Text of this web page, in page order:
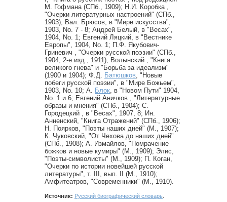
М. Гофмана (СПб., 1909); Н.И. Коробка ,
"Очерки литературных настроений" (СПб.,
1903); Вал. Брюсов, в "Мире искусства",
1903, No. 7 - 8; Андрей Белый, в "Весах",
1904, No. 1; Евгений Ляцкий, в "Вестнике
Европы", 1904, No. 1; П.Ф. Якубович-
Гриневич , "Очерки русской поэзии" (СПб.,
1904; 2-е изд., 1911); Волынский , "Книга
великого гнева" и "Борьба за идеализм"
(1900 и 1904); Ф.Д.
Батюшков , "Новые
побеги русской поэзии", в "Мире Божьем",
1903, No. 10; А.
Блок , в "Новом Пути" 1904,
No. 1 и 6; Евгений Аничков , "Литературные
образы и мнения" (СПб., 1904); С.
Городецкий , в "Весах", 1907, 8; Ин.
Анненский, "Книга Отражений" (СПб., 1906);
Н. Поярков, "Поэты наших дней" (М., 1907);
К. Чуковский, "От Чехова до наших дней"
(СПб., 1908); А. Измайлов, "Помрачение
божков и новые кумиры" (М., 1909); Элис,
"Поэты-символисты" (М., 1909); П. Коган,
"Очерки по истории новейшей русской
литературы", т. III, вып. II (М., 1910);
Амфитеатров, "Современники" (М., 1910).
Источник: Русский биографический словарь